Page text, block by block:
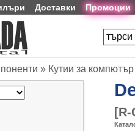
Доставки Промоции
» Кутии за компютър
[R-